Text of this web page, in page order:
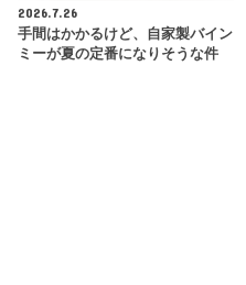
2026.7.26
手間はかかるけど、自家製バイン
ミーが夏の定番になりそうな件